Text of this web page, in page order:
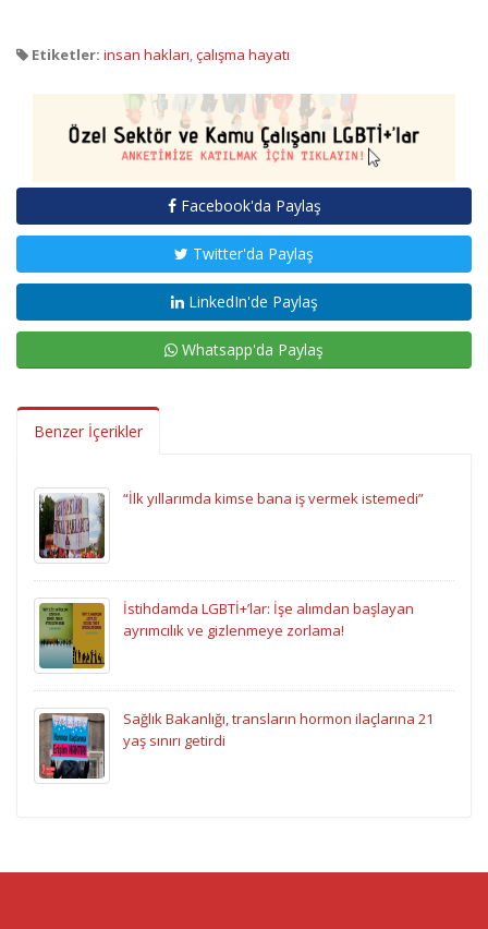
Etiketler: insan hakları,çalışma hayatı
Facebook'da Paylaş
Twitter'da Paylaş
LinkedIn'de Paylaş
Whatsapp'da Paylaş
Benzer İçerikler
“İlk yıllarımda kimse bana iş vermek istemedi”
İstihdamda LGBTİ+’lar: İşe alımdan başlayan
ayrımcılık ve gizlenmeye zorlama!
Sağlık Bakanlığı, transların hormon ilaçlarına 21
yaş sınırı getirdi